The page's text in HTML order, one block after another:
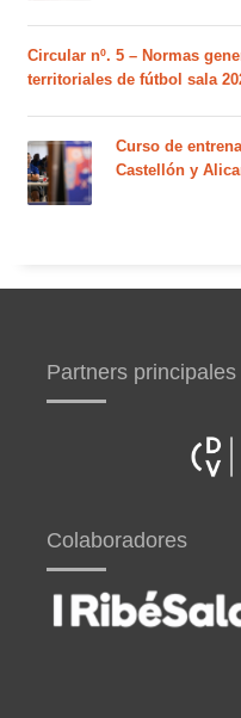
Circular nº. 5 – Normas
territoriales de fútbol sala
Curso de
Castellón y
Partners principales
Colaboradores